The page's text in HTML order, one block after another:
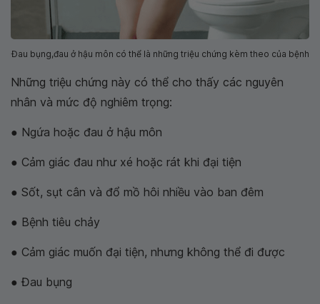
Đau bụng,đau ở hậu môn có thể là những triệu chứng kèm theo của bệnh
Những triệu chứng này có thể cho thấy các nguyên
nhân và mức độ nghiêm trọng:
● Ngứa hoặc đau ở hậu môn
● Cảm giác đau như xé hoặc rát khi đại tiện
● Sốt, sụt cân và đổ mồ hôi nhiều vào ban đêm
● Bệnh tiêu chảy
● Cảm giác muốn đại tiện, nhưng không thể đi được
● Đau bụng